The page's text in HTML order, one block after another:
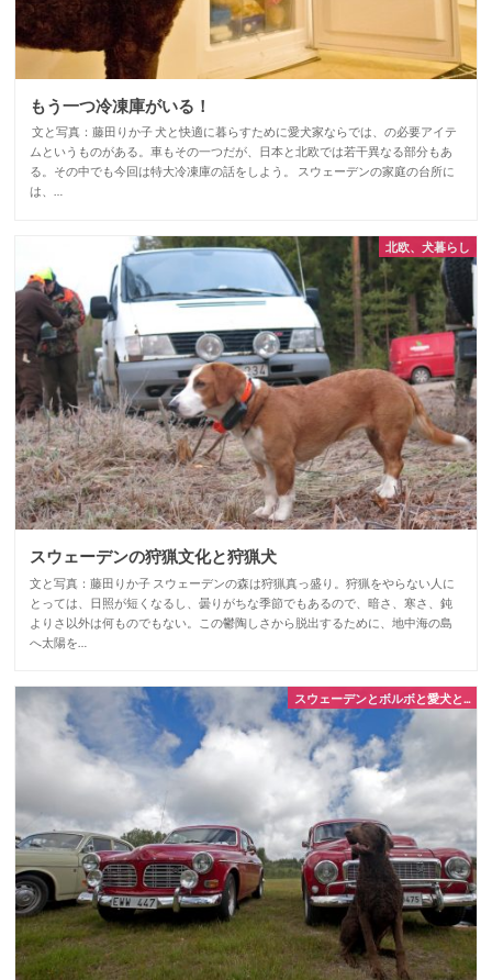
もう一つ冷凍庫がいる！
文と写真：藤田りか子 犬と快適に暮らすために愛犬家ならでは、の必要アイテ
ムというものがある。車もその一つだが、日本と北欧では若干異なる部分もあ
る。その中でも今回は特大冷凍庫の話をしよう。 スウェーデンの家庭の台所に
は、…
北欧、犬暮らし
スウェーデンの狩猟文化と狩猟犬
文と写真：藤田りか子 スウェーデンの森は狩猟真っ盛り。狩猟をやらない人に
とっては、日照が短くなるし、曇りがちな季節でもあるので、暗さ、寒さ、鈍
よりさ以外は何ものでもない。この鬱陶しさから脱出するために、地中海の島
へ太陽を…
スウェーデンとボルボと愛犬と...